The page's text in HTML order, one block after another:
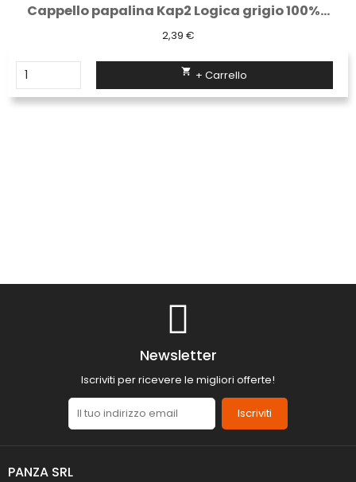
Cappello papalina Kap2 Logica grigio 100%...
2,39 €
 + Carrello
Newsletter
Iscriviti per ricevere le migliori offerte!
Iscriviti
PANZA SRL